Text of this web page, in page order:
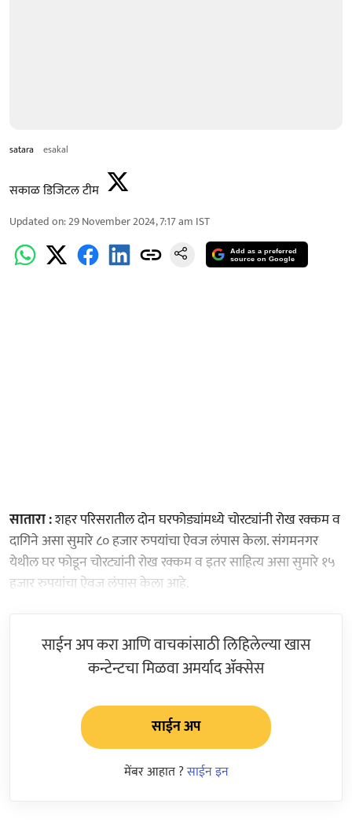
satara esakal
सकाळ डिजिटल टीम
Updated on:29 November 2024, 7:17 am IST
Add as a preferred
source on Google
सातारा :शहर परिसरातील दोन घरफोड्यांमध्ये चोरट्यांनी रोख रक्कम व
दागिने असा सुमारे ८० हजार रुपयांचा ऐवज लंपास केला. संगमनगर
येथील घर फोडून चोरट्यांनी रोख रक्कम व इतर साहित्य असा सुमारे १५
हजार रुपयांचा ऐवज लंपास केला आहे.
साईन अप करा आणि वाचकांसाठी लिहिलेल्या खास
कन्टेन्टचा मिळवा अमर्याद ॲक्सेस
साईन अप
मेंबर आहात ?साईन इन